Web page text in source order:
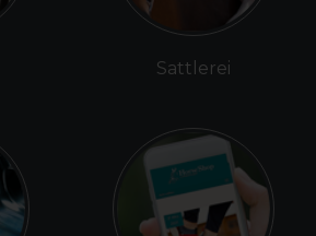
Sattlerei